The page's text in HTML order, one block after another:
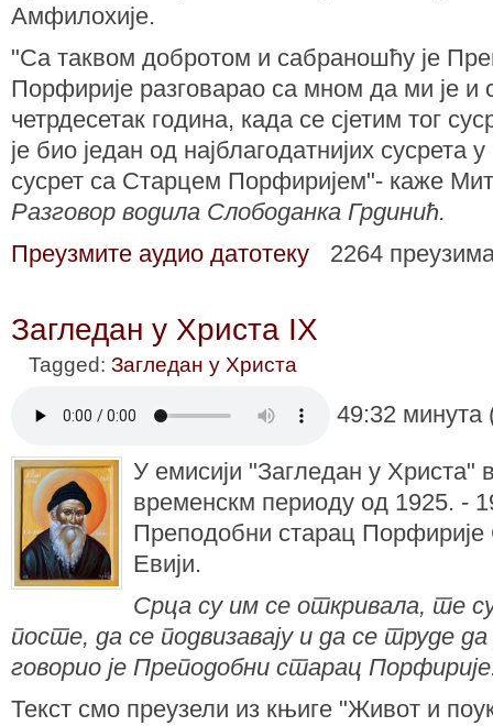
Амфилохије.
"Са таквом добротом и сабраношћу је
Порфирије разговарао са мном да ми је и
четрдесетак година, када се сјетим тог
је био један од најблагодатнијих сусрета
сусрет са Старцем Порфиријем"- каже
Разговор водила Слободанка Грдинић.
Преузмите аудио датотеку
2264
Загледан у Христа IX
Tagged: Загледан у Христа
49:32
У емисији "Загледан у Христа"
временскм периоду од 1925. -
Преподобни старац Порфирије
Евији.
Срца су им се откривала, те
посте, да се подвизавају и да се труде
говорио је Преподобни старац
Текст смо преузели из књиге "Живот и